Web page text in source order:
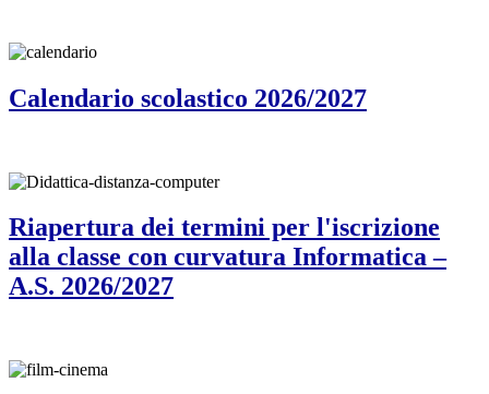
Calendario scolastico 2026/2027
Riapertura dei termini per l'iscrizione
alla classe con curvatura Informatica –
A.S. 2026/2027